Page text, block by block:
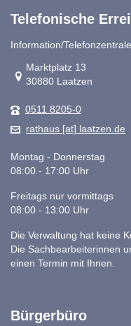
Telefonische
Information/Telefonzentrale
Link zur Google-Maps
Marktplatz 13
30880 Laatzen
0511 8205-0
rathaus [at] laatzen.de
Montag - Donnerstag
08:00 - 17:00 Uhr
Freitags nur vormittags
08:00 - 13:00 Uhr
Die Verwaltung hat keine
Die Sachbearbeiterinnen
einen Termin mit Ihnen.
Bürgerbüro